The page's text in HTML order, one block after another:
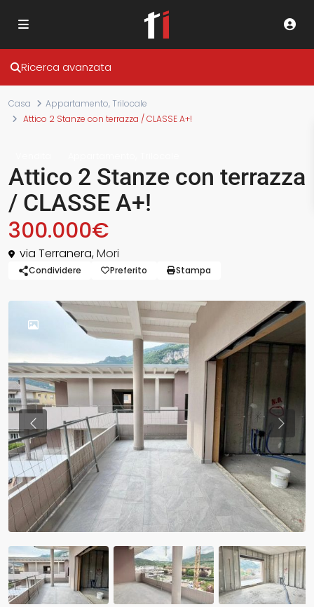
Ricerca avanzata
Casa Appartamento,Trilocale
Attico 2 Stanze con terrazza / CLASSE A+!
Attico 2 Stanze con terrazza
/ CLASSE A+!
300.000€
via Terranera,Mori
Condividere Preferito Stampa
Previous